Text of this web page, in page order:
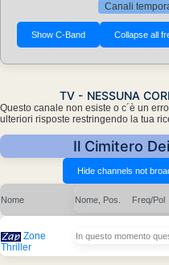
Canali
TV - NESSUNA
Questo canale non esiste o c´è un
ulteriori risposte restringendo la tua
Il Cimitero
Nome Nome, Pos. Freq/Pol
Zone
Thriller
In questo momento